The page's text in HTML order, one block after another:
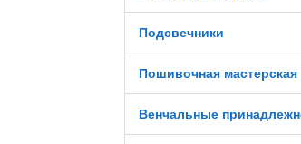
Подсвечники
Пошивочная мастерская
Венчальные